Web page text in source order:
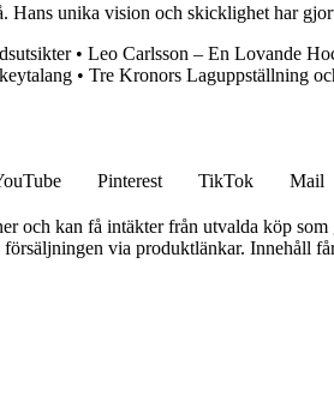
Hans unika vision och skicklighet har
• Leo Carlsson – En Lovande
• Tre Kronors Laguppställning
Pinterest TikTok Mail
och kan få intäkter från utvalda köp som
via produktlänkar. Innehåll